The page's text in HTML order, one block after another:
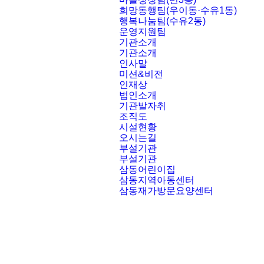
희망동행팀(우이동·수유1동)
행복나눔팀(수유2동)
운영지원팀
기관소개
기관소개
인사말
미션&비전
인재상
법인소개
기관발자취
조직도
시설현황
오시는길
부설기관
부설기관
삼동어린이집
삼동지역아동센터
삼동재가방문요양센터